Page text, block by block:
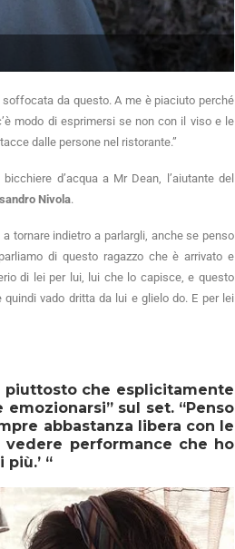
da questo. A me è piaciuto perché
modo di esprimersi se non con il viso e le
dalle persone nel ristorante.”
d’acqua a Mr Dean, l’aiutante del
Nivola.
tornare indietro a parlargli, anche se penso
di questo ragazzo che è arrivato e
di lei per lui, lui che lo capisce, e questo
vado dritta da lui e glielo do. E per lei
che esplicitamente
sul set. “Penso
abbastanza libera con le
performance che ho
“